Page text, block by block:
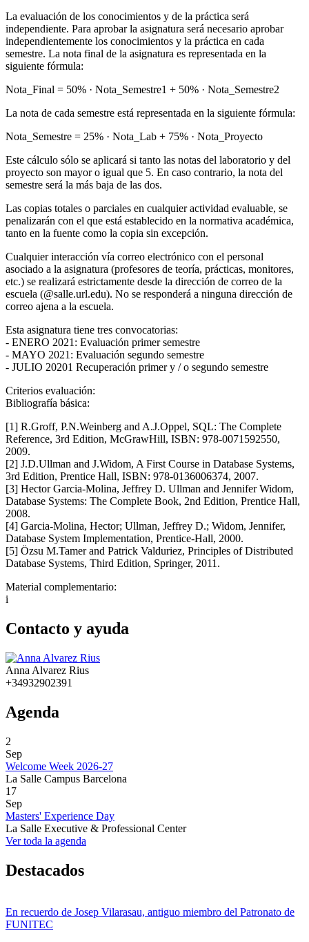
La evaluación de los conocimientos y de la práctica será
independiente. Para aprobar la asignatura será necesario aprobar
independientemente los conocimientos y la práctica en cada
semestre. La nota final de la asignatura es representada en la
siguiente fórmula:
Nota_Final = 50% · Nota_Semestre1 + 50% · Nota_Semestre2
La nota de cada semestre está representada en la siguiente fórmula:
Nota_Semestre = 25% · Nota_Lab + 75% · Nota_Proyecto
Este cálculo sólo se aplicará si tanto las notas del laboratorio y del
proyecto son mayor o igual que 5. En caso contrario, la nota del
semestre será la más baja de las dos.
Las copias totales o parciales en cualquier actividad evaluable, se
penalizarán con el que está establecido en la normativa académica,
tanto en la fuente como la copia sin excepción.
Cualquier interacción vía correo electrónico con el personal
asociado a la asignatura (profesores de teoría, prácticas, monitores,
etc.) se realizará estrictamente desde la dirección de correo de la
escuela (@salle.url.edu). No se responderá a ninguna dirección de
correo ajena a la escuela.
Esta asignatura tiene tres convocatorias:
- ENERO 2021: Evaluación primer semestre
- MAYO 2021: Evaluación segundo semestre
- JULIO 20201 Recuperación primer y / o segundo semestre
Criterios evaluación:
Bibliografía básica:
[1] R.Groff, P.N.Weinberg and A.J.Oppel, SQL: The Complete
Reference, 3rd Edition, McGrawHill, ISBN: 978-0071592550,
2009.
[2] J.D.Ullman and J.Widom, A First Course in Database Systems,
3rd Edition, Prentice Hall, ISBN: 978-0136006374, 2007.
[3] Hector Garcia-Molina, Jeffrey D. Ullman and Jennifer Widom,
Database Systems: The Complete Book, 2nd Edition, Prentice Hall,
2008.
[4] Garcia-Molina, Hector; Ullman, Jeffrey D.; Widom, Jennifer,
Database System Implementation, Prentice-Hall, 2000.
[5] Özsu M.Tamer and Patrick Valduriez, Principles of Distributed
Database Systems, Third Edition, Springer, 2011.
Material complementario:
i
Contacto y ayuda
Anna Alvarez Rius
+34932902391
Agenda
2
Sep
Welcome Week 2026-27
La Salle Campus Barcelona
17
Sep
Masters' Experience Day
La Salle Executive & Professional Center
Ver toda la agenda
Destacados
En recuerdo de Josep Vilarasau, antiguo miembro del Patronato de
FUNITEC